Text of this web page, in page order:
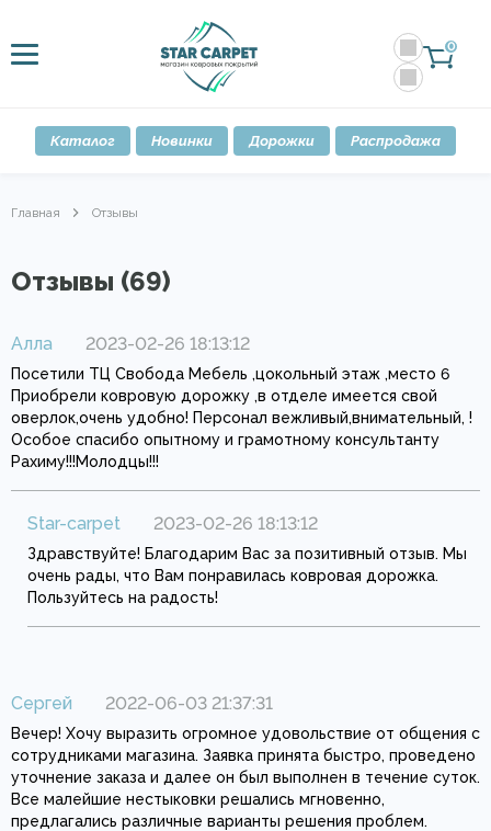
0
Каталог Новинки Дорожки Распродажа
Главная Отзывы
Отзывы (69)
Алла 2023-02-26 18:13:12
Посетили ТЦ Свобода Мебель ,цокольный этаж ,место 6
Приобрели ковровую дорожку ,в отделе имеется свой
оверлок,очень удобно! Персонал вежливый,внимательный, !
Особое спасибо опытному и грамотному консультанту
Рахиму!!!Молодцы!!!
Star-carpet 2023-02-26 18:13:12
Здравствуйте! Благодарим Вас за позитивный отзыв. Мы
очень рады, что Вам понравилась ковровая дорожка.
Пользуйтесь на радость!
Сергей 2022-06-03 21:37:31
Вечер! Хочу выразить огромное удовольствие от общения с
сотрудниками магазина. Заявка принята быстро, проведено
уточнение заказа и далее он был выполнен в течение суток.
Все малейшие нестыковки решались мгновенно,
предлагались различные варианты решения проблем.